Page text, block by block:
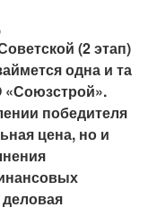
(2 этап)
одна и та
«Союзстрой».
победителя
цена, но и